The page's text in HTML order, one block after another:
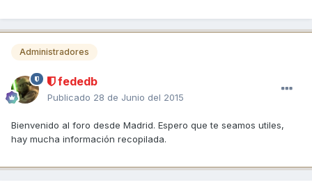
Administradores
fededb
Publicado 28 de Junio del 2015
Bienvenido al foro desde Madrid. Espero que te seamos utiles,
hay mucha información recopilada.